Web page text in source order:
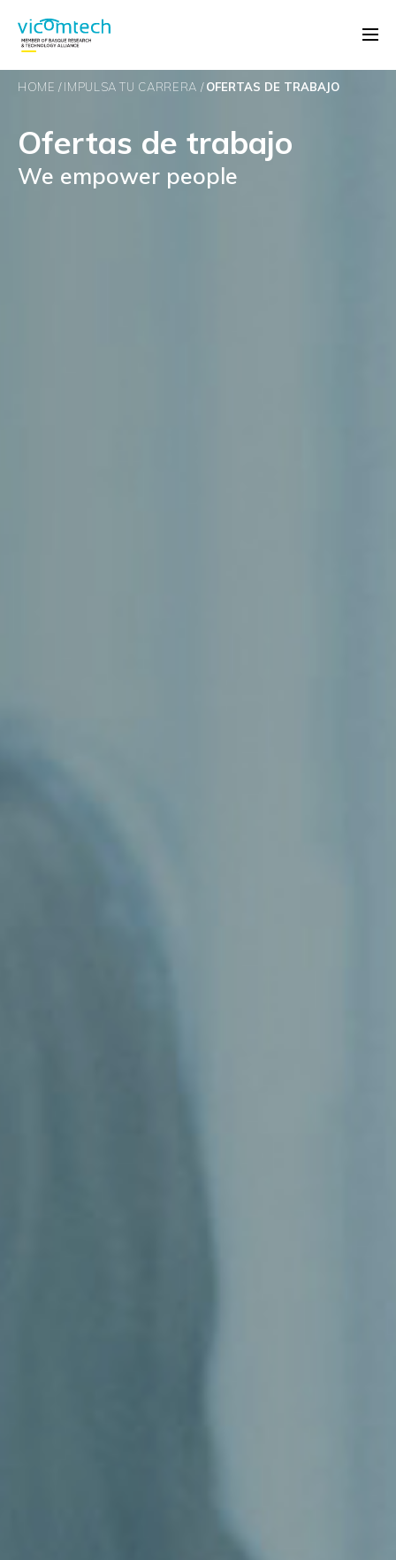
HOME IMPULSA TU CARRERA OFERTAS DE TRABAJO
Ofertas de trabajo
We empower people